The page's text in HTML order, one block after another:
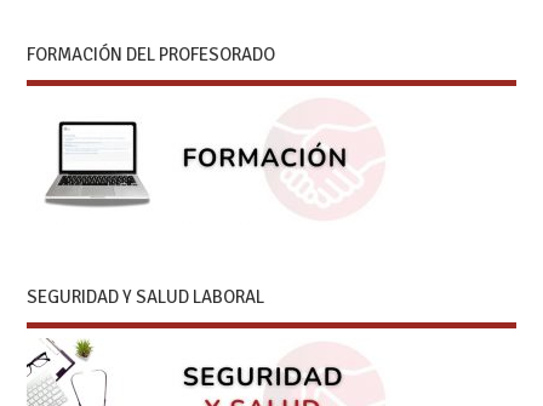
FORMACIÓN DEL PROFESORADO
SEGURIDAD Y SALUD LABORAL